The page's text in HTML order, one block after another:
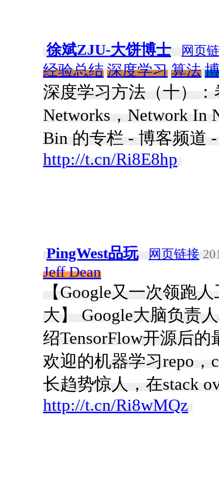
徐斌ZJU-大饼博士 网页
经验总结 深度学习 算法
深度学习方法（十）
Networks，Network In
Bin 的专栏 - 博客频道
http://t.cn/Ri8E8hp
PingWest品玩 网页链接
Jeff Dean
【Google又一次领跑
大】 Google大脑负责
绍TensorFlow开源后
欢迎的机器学习repo，
长趋势惊人，在stack
http://t.cn/Ri8wMQz